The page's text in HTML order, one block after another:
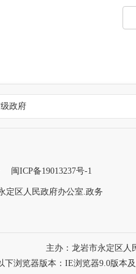
政府
闽ICP备19013237号-1
定区人民政府办公室.政务
主办：龙岩市永定区人
浏览器版本：IE浏览器9.0版本